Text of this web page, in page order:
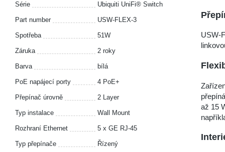
Série Ubiquiti UniFi® Switch
Part number USW-FLEX-3
Spotřeba 51W
Záruka 2 roky
Barva bílá
PoE napájecí porty 4 PoE+
Přepínač úrovně 2 Layer
Typ instalace Wall Mount
Rozhraní Ethernet 5 x GE RJ-45
Typ přepínače Řízený
USW-
až 15